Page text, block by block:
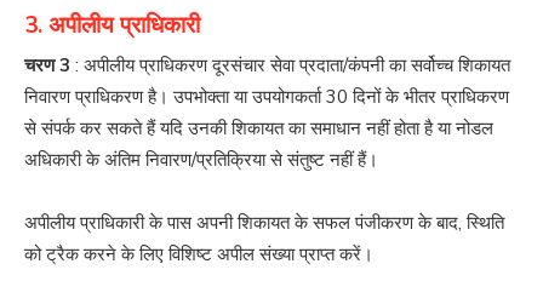
3. अपीलीय प्राधिकारी
चरण 3 : अपीलीय प्राधिकरण दूरसंचार सेवा प्रदाता/कंपनी का सर्वोच्च शिकायत
निवारण प्राधिकरण है। उपभोक्ता या उपयोगकर्ता 30 दिनों के भीतर प्राधिकरण
से संपर्क कर सकते हैं यदि उनकी शिकायत का समाधान नहीं होता है या नोडल
अधिकारी के अंतिम निवारण/प्रतिक्रिया से संतुष्ट नहीं हैं।
अपीलीय प्राधिकारी के पास अपनी शिकायत के सफल पंजीकरण के बाद, स्थिति
को ट्रैक करने के लिए विशिष्ट अपील संख्या प्राप्त करें।